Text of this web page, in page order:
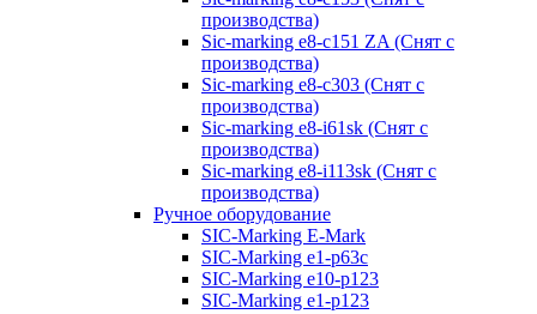
производства)
Sic-marking e8-c151 ZA (Снят с
производства)
Sic-marking e8-c303 (Снят с
производства)
Sic-marking e8-i61sk (Снят с
производства)
Sic-marking e8-i113sk (Снят с
производства)
Ручное оборудование
SIC-Marking E-Mark
SIC-Marking e1-p63с
SIC-Marking e10-p123
SIC-Marking e1-p123